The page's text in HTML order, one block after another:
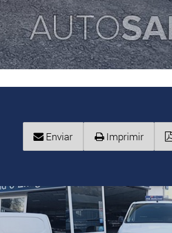
Enviar Imprimir